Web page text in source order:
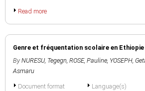
Read more
Genre et fréquentation scolaire en Ethiopie
By NURESU, Tegegn, ROSE, Pauline, YOSEPH,
Asmaru
Document format
Language(s)